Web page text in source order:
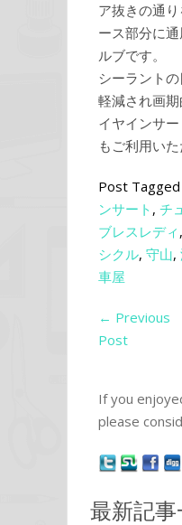
ア抜きの通
ース部分に
ルブです。
シーラント
軽減され画
イヤインサ
もご利用いた
Post
ンサート , チ
ブレスレディ ,
シクル, 守山,
車屋
← Previous
Post
If you
please
最新記事